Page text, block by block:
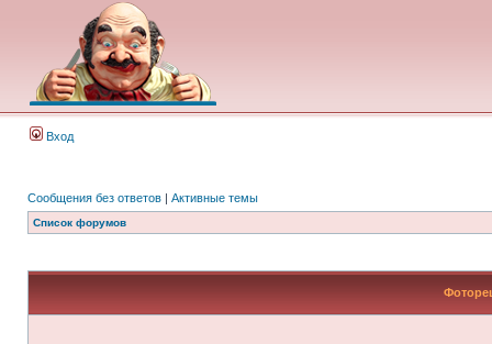
Вход
Сообщения без ответов | Активные темы
Список форумов